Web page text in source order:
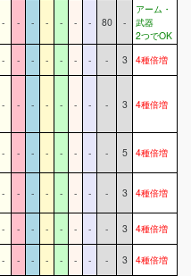
- - - - - - - 80 -
アーム・
武器
2つでOK
- - - - - - - - 3 4種倍増
- - - - - - - - 3 4種倍増
- - - - - - - - 5 4種倍増
- - - - - - - - 3 4種倍増
- - - - - - - - 3 4種倍増
- - - - - - - - 3 4種倍増